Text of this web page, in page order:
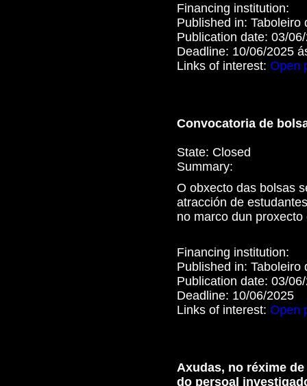
Financing institution:
Published in: Taboleiro
Publication date: 03/
Deadline: 10/06/2025
Links of interest: Open
Convocatoria de
State: Closed
Summary:
O obxecto das bolsas
atracción de
no marco dun
Financing institution:
Published in: Taboleiro
Publication date: 03/
Deadline: 10/06/2025
Links of interest: Open
Axudas, no réxime
do persoal